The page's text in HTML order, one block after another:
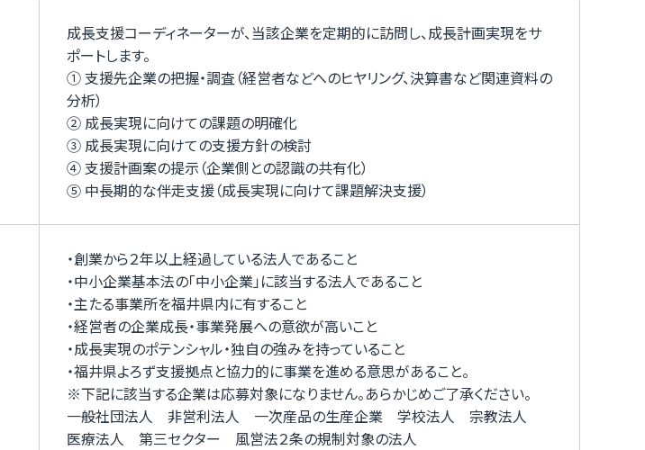
成長支援コーディネーターが、当該企業を定期的に訪問し、成長計画実現をサ
ポートします。
① 支援先企業の把握・調査（経営者などへのヒヤリング、決算書など関連資料の
分析）
② 成長実現に向けての課題の明確化
③ 成長実現に向けての支援方針の検討
④ 支援計画案の提示（企業側との認識の共有化）
⑤ 中長期的な伴走支援（成長実現に向けて課題解決支援）
・創業から２年以上経過している法人であること
・中小企業基本法の「中小企業」に該当する法人であること
・主たる事業所を福井県内に有すること
・経営者の企業成長・事業発展への意欲が高いこと
・成長実現のポテンシャル・独自の強みを持っていること
・福井県よろず支援拠点と協力的に事業を進める意思があること。
※下記に該当する企業は応募対象になりません。あらかじめご了承ください。
一般社団法人 非営利法人 一次産品の生産企業 学校法人 宗教法人
医療法人 第三セクター 風営法２条の規制対象の法人